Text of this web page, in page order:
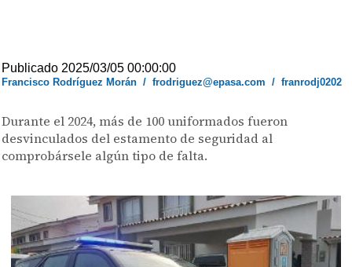
Publicado 2025/03/05 00:00:00
Francisco Rodríguez Morán /frodriguez@epasa.com /franrodj0202
Durante el 2024, más de 100 uniformados fueron
desvinculados del estamento de seguridad al
comprobársele algún tipo de falta.